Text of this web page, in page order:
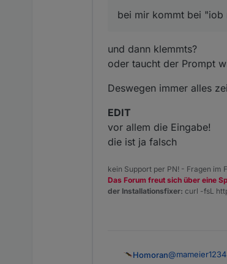
bei mir kommt bei "iob
und dann klemmts?
oder taucht der Prompt
Deswegen immer alles
EDIT
vor allem die Eingabe!
die ist ja falsch
kein Support per PN! - Fragen im
Das Forum freut sich über eine
der Installationsfixer: curl -fsL
Homoran@mameier1234